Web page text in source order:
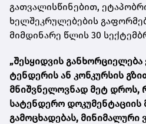
გათვალისწინებით,
ხელშეკრულებების
მიმდინარე წლის 30
„შესყიდვის
ტენდერის ან კონკურსის
მნიშვნელოვნად მეტ დროს,
სატენდერო დოკუმენტაციის
გამოცხადებას, მინიმალური